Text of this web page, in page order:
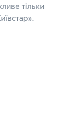
тільки